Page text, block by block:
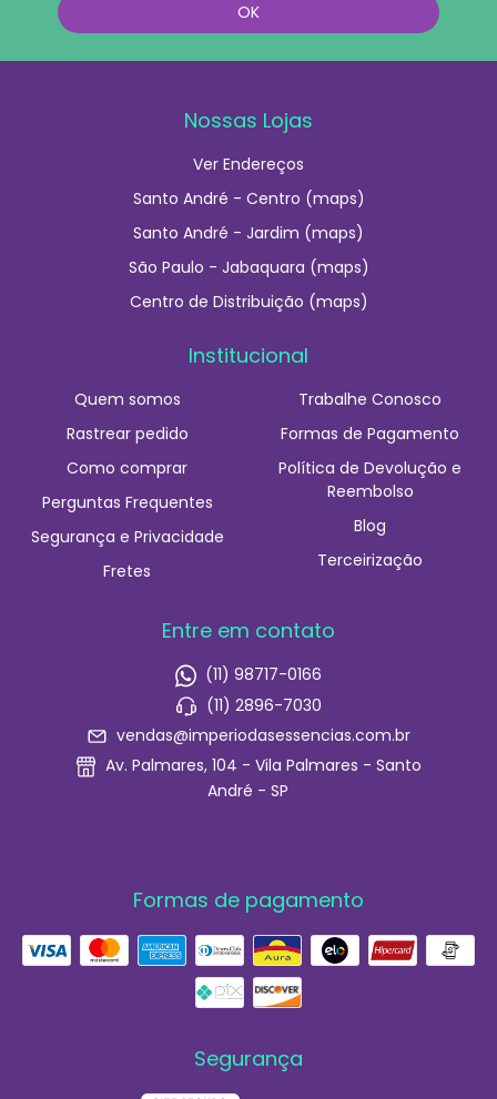
Nossas Lojas
Ver Endereços
Santo André - Centro (maps)
Santo André - Jardim (maps)
São Paulo - Jabaquara (maps)
Centro de Distribuição (maps)
Institucional
Quem somos
Rastrear pedido
Como comprar
Perguntas Frequentes
Segurança e Privacidade
Fretes
Trabalhe Conosco
Formas de Pagamento
Política de Devolução e
Reembolso
Blog
Terceirização
Entre em contato
(11) 98717-0166
(11) 2896-7030
vendas@imperiodasessencias.com.br
Av. Palmares, 104 - Vila Palmares - Santo
André - SP
Formas de pagamento
Segurança